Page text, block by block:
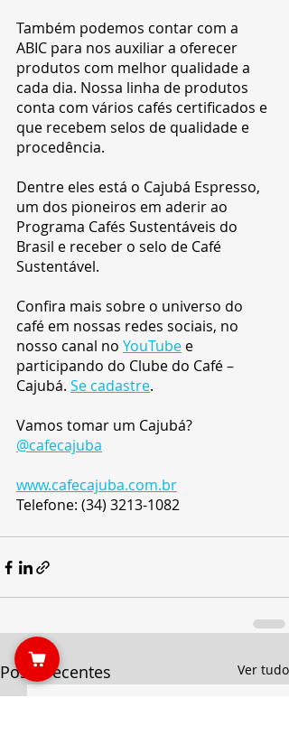
Também podemos contar com a
ABIC para nos auxiliar a oferecer
produtos com melhor qualidade a
cada dia. Nossa linha de produtos
conta com vários cafés certificados e
que recebem selos de qualidade e
procedência.
Dentre eles está o Cajubá Espresso,
um dos pioneiros em aderir ao
Programa Cafés Sustentáveis do
Brasil e receber o selo de Café
Sustentável.
Confira mais sobre o universo do
café em nossas redes sociais, no
nosso canal no YouTube e
participando do Clube do Café –
Cajubá. Se cadastre.
Vamos tomar um Cajubá?
@cafecajuba
www.cafecajuba.com.br
Telefone: (34) 3213-1082
Posts recentes Ver tudo